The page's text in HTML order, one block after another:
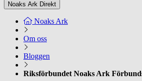
Noaks Ark Direkt
Noaks Ark
Om oss
Bloggen
Riksförbundet Noaks Ark